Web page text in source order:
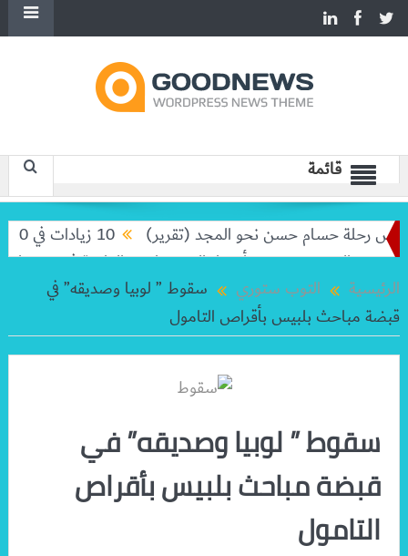
قائمة
رحلة حسام حسن نحو المجد (تقرير)
10 زيادات في 10 سنوات.. هل حان الوقت لرفع دعم البنزين نهائيا؟
والده خورخي
أسعار الخضروات و الفاكهة في سوق العبور اليوم
الرئيسية
التوب ستوري
سقوط ” لوبيا وصديقه” في
قبضة مباحث بلبيس بأقراص التامول
سقوط ” لوبيا وصديقه” في
قبضة مباحث بلبيس بأقراص
التامول